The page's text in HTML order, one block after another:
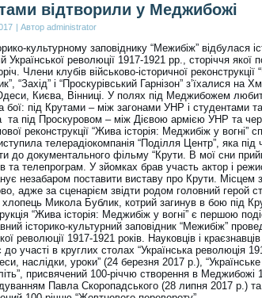
відтворили у Меджибожі
| Автор administrator
культурному заповіднику “Межибіж” відбулася
Української революції 1917-1921 рр., сторіччя якої
Члени клубів військово-історичної реконструкції
“Захід” і “Проскурівський Гарнізон” з’їхалися на
Києва, Вінниці. У полях під Меджибожем
бої: під Крутами – між загонами УНР і студентами
та під Проскуровом – між Дієвою армією УНР та
реконструкції “Жива історія: Меджибіж у вогні”
телерадіокомпанія “Поділля Центр”, яка під
до документального фільму “Крути. В мої сни
та телепрограм. У зйомках брав участь актор і
незабаром поставити виставу про Крути. Місцем
адже за сценарієм звідти родом головний герой
Микола Бублик, котрий загинув в бою під
“Жива історія: Меджибіж у вогні” є першою
історико-культурний заповідник “Межибіж”
революції 1917-1921 років. Науковців і
участі в круглих столах “Українська революція
наслідки, уроки” (24 березня 2017 р.), “Українське
присвячений 100-річчю створення в Меджибожі
Павла Скоропадського (28 липня 2017 р.) та